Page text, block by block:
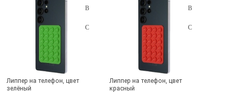
Липпер на телефон, цвет
зелёный
Липпер на телефон, цвет
красный